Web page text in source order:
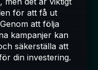
för att få ut
att följa
kampanjer kan
säkerställa att
din investering.